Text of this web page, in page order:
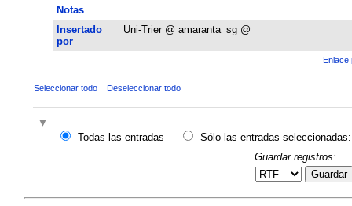
Notas
Insertado
por
Uni-Trier @ amaranta_sg @
Enlace
Seleccionar todo Deseleccionar todo
Todas las entradas
Sólo las entradas seleccionadas:
Guardar registros:
Guardar